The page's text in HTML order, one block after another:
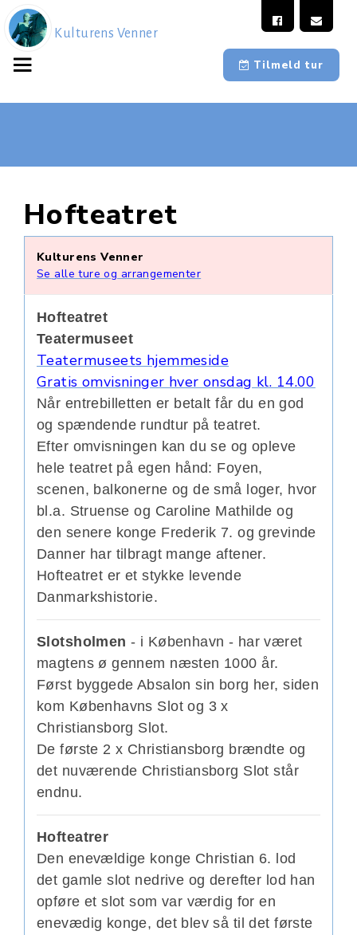
Kulturens Venner
Tilmeld tur
Hofteatret
Kulturens Venner
Se alle ture og arrangementer
Hofteatret
Teatermuseet
Teatermuseets hjemmeside
Gratis omvisninger hver onsdag kl. 14.00
Når entrebilletten er betalt får du en god
og spændende rundtur på teatret.
Efter omvisningen kan du se og opleve
hele teatret på egen hånd: Foyen,
scenen, balkonerne og de små loger, hvor
bl.a. Struense og Caroline Mathilde og
den senere konge Frederik 7. og grevinde
Danner har tilbragt mange aftener.
Hofteatret er et stykke levende
Danmarkshistorie.
Slotsholmen - i København - har været
magtens ø gennem næsten 1000 år.
Først byggede Absalon sin borg her, siden
kom Københavns Slot og 3 x
Christiansborg Slot.
De første 2 x Christiansborg brændte og
det nuværende Christiansborg Slot står
endnu.
Hofteatrer
Den enevældige konge Christian 6. lod
det gamle slot nedrive og derefter lod han
opføre et slot som var værdig for en
enevædig konge, det blev så til det første